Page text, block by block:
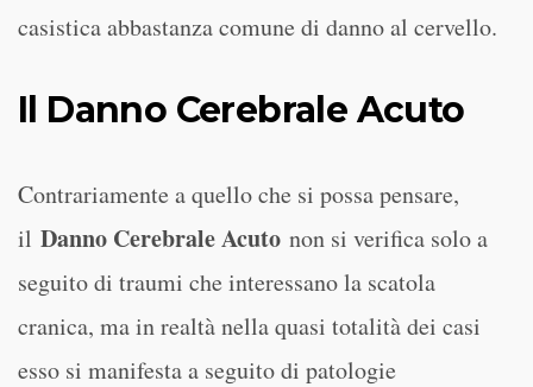
casistica abbastanza comune di danno al cervello.
Il Danno Cerebrale Acuto
Contrariamente a quello che si possa pensare,
il Danno Cerebrale Acuto non si verifica solo a
seguito di traumi che interessano la scatola
cranica, ma in realtà nella quasi totalità dei casi
esso si manifesta a seguito di patologie